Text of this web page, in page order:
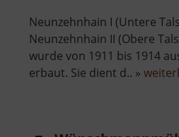
Neunzehnhain I (Untere
Neunzehnhain II (Obere
wurde von 1911 bis 1914
erbaut. Sie dient d.. »